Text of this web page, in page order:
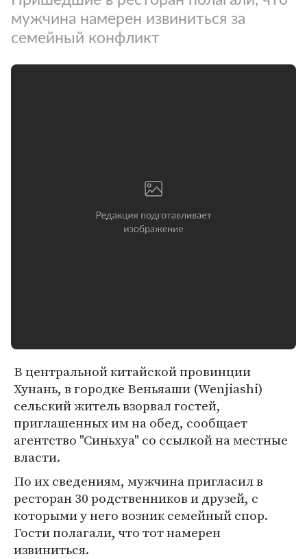
мужчина намерен извиниться за
семейный конфликт
В центральной китайской провинции
Хунань, в городке Веньяаши (Wenjiashi)
сельский житель взорвал гостей,
приглашенных им на обед, сообщает
агентство "Синьхуа" со ссылкой на местные
власти.
По их сведениям, мужчина пригласил в
ресторан 30 родственников и друзей, с
которыми у него возник семейный спор.
Гости полагали, что тот намерен
извиниться.